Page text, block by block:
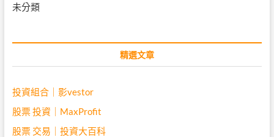
未分類
精選文章
投資組合｜影vestor
股票 投資｜MaxProfit
股票 交易｜投資大百科